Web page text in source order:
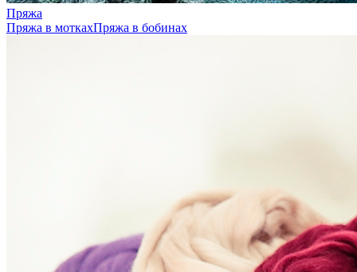
Пряжа
Пряжа в моткахПряжа в бобинах